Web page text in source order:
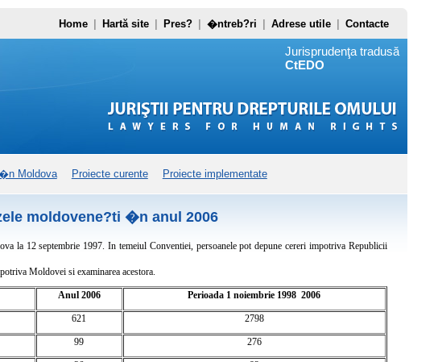
Home Hartă site Pres? �ntreb?ri Adrese utile Contacte
Jurisprudenţa tradusă
CtEDO
Moldova Proiecte curente Proiecte implementate
moldovene?ti �n anul 2006
la 12 septembrie 1997. In temeiul Conventiei, persoanele pot depune cereri impotriva Republicii
Moldovei si examinarea acestora.
Anul 2006 Perioada 1 noiembrie 1998  2006
621 2798
99 276